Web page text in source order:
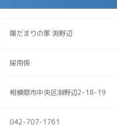
陽だまりの家 渕野辺
採用係
相模原市中央区淵野辺2-18-19
042-707-1761